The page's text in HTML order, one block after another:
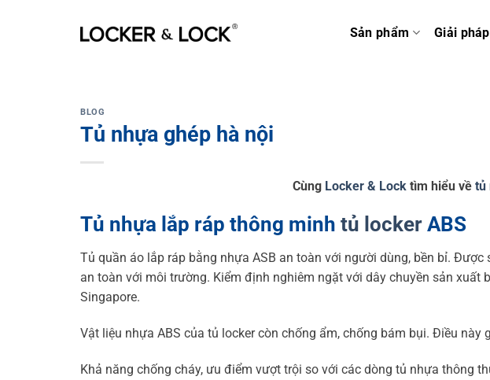
Sản phẩm Giải pháp
BLOG
Tủ nhựa ghép hà nội
Cùng Locker & Lock tìm hiểu về tủ
Tủ nhựa lắp ráp thông minh tủ locker ABS
Tủ quần áo lắp ráp bằng nhựa ASB an toàn với người dùng, bền bỉ.
an toàn với môi trường. Kiểm định nghiêm ngặt với dây chuyền sản xuất
Singapore.
Vật liệu nhựa ABS của tủ locker còn chống ẩm, chống bám bụi. Điều này
Khả năng chống cháy, ưu điểm vượt trội so với các dòng tủ nhựa thông